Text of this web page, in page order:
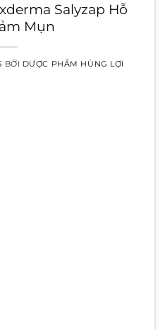
Salyzap Hỗ
Mụn
BỞI DƯỢC PHẨM HÙNG LỢI